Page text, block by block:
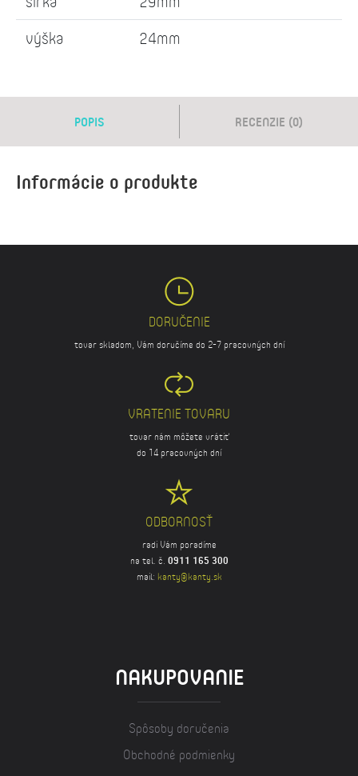
výška
24mm
POPIS RECENZIE (0)
Informácie o produkte
DORUČENIE
tovar skladom, Vám doručíme do 2-7 pracovných dní
VRATENIE TOVARU
tovar nám môžete vrátiť
do 14 pracovných dní
ODBORNOSŤ
radi Vám poradíme
na tel. č. 0911 165 300
mail: kanty@kanty.sk
NAKUPOVANIE
Spôsoby doručenia
Obchodné podmienky